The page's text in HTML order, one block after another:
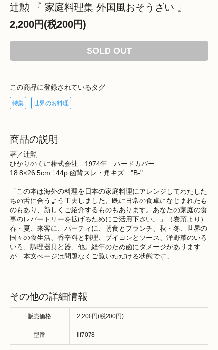
辻勲 『 家庭料理集 外国風おそうざい 』
2,200円(税200円)
SOLD OUT
この商品に登録されているタグ
特集 世界のお料理
商品の説明
著／辻勲
ひかりのくに株式会社 1974年 ハードカバー
18.8×26.5cm 144p 函背スレ・角キズ "B-"
「この本は海外の料理を日本の家庭料理にアレンジしてわたした
ちの舌に合うよう工夫しました。既に日常の食卓になじまれたも
のもあり、新しくご紹介するものもあります。あなたの家庭の食
事のレパートリーを拡げるためにご活用下さい。」（巻頭より）
春・夏、来客に、パーティに、朝食とブランチ、秋・冬、世界の
国々の食生活、香辛料と料理、ブイヨンとソース、洋野菜のいろ
いろ、調理器具と器、他。経年のため函にダメージがあります
が、本文ぺージは問題なくご覧いただける状態です。
その他の詳細情報
販売価格 2,200円(税200円)
型番 lif7078